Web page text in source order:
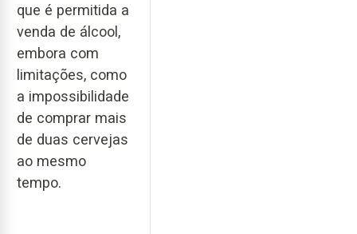
que é permitida a
venda de álcool,
embora com
limitações, como
a impossibilidade
de comprar mais
de duas cervejas
ao mesmo
tempo.